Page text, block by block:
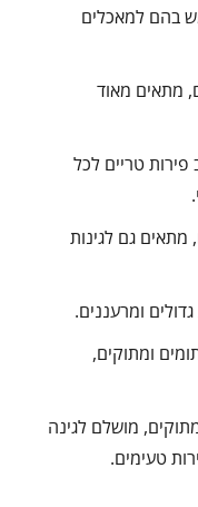
בהם למאכלים
מתאים מאוד
פירות טריים לכל
מתאים גם לגינות
ומרעננים.
ומתוקים,
מושלם לגינה
טעימים.